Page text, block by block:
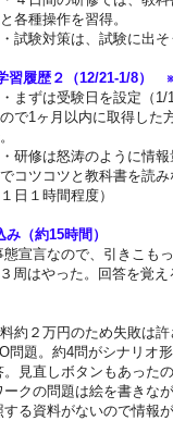
各種操作を習得。
試験対策は、試験に出そ
習履歴２（12/21-1/8） ※
まずは受験日を設定（1/
で1ヶ月以内に取得した
研修は怒涛のように情報
コツコツと教科書を読
１日１時間程度）
（約15時間）
宣言なので、引きこも
周はやった。回答を覚え
約２万円のため失敗は
問題。約4問がシナリオ
見直しボタンもあった
クの問題は絵を書きな
る資料がないので情報